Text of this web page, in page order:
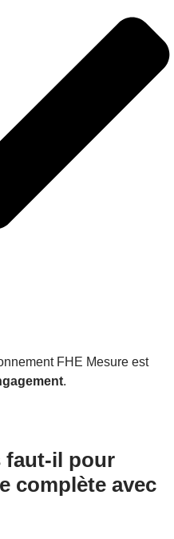
FHE Mesure est
.
faut-il pour
complète avec